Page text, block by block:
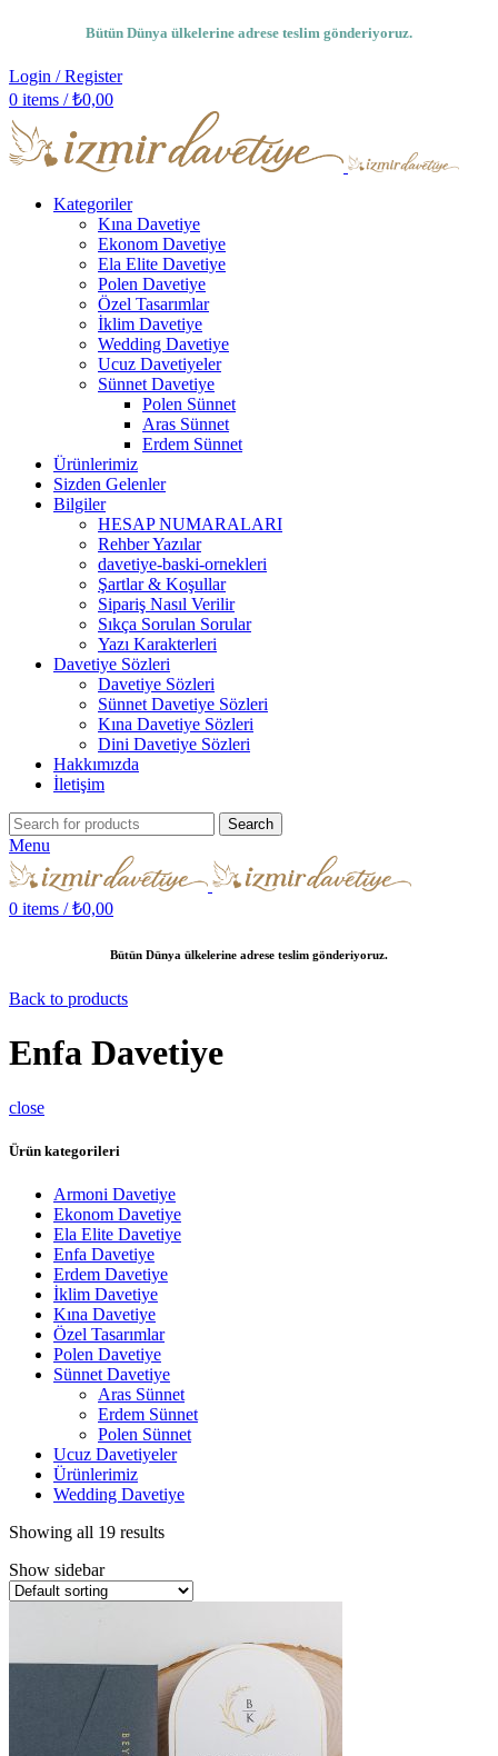
Bütün Dünya ülkelerine adrese teslim gönderiyoruz.
Login / Register
0 items / ₺0,00
Kategoriler
Kına Davetiye
Ekonom Davetiye
Ela Elite Davetiye
Polen Davetiye
Özel Tasarımlar
İklim Davetiye
Wedding Davetiye
Ucuz Davetiyeler
Sünnet Davetiye
Polen Sünnet
Aras Sünnet
Erdem Sünnet
Ürünlerimiz
Sizden Gelenler
Bilgiler
HESAP NUMARALARI
Rehber Yazılar
davetiye-baski-ornekleri
Şartlar & Koşullar
Sipariş Nasıl Verilir
Sıkça Sorulan Sorular
Yazı Karakterleri
Davetiye Sözleri
Davetiye Sözleri
Sünnet Davetiye Sözleri
Kına Davetiye Sözleri
Dini Davetiye Sözleri
Hakkımızda
İletişim
Search
Menu
0 items / ₺0,00
Bütün Dünya ülkelerine adrese teslim gönderiyoruz.
Back to products
Enfa Davetiye
close
Ürün kategorileri
Armoni Davetiye
Ekonom Davetiye
Ela Elite Davetiye
Enfa Davetiye
Erdem Davetiye
İklim Davetiye
Kına Davetiye
Özel Tasarımlar
Polen Davetiye
Sünnet Davetiye
Aras Sünnet
Erdem Sünnet
Polen Sünnet
Ucuz Davetiyeler
Ürünlerimiz
Wedding Davetiye
Showing all 19 results
Show sidebar